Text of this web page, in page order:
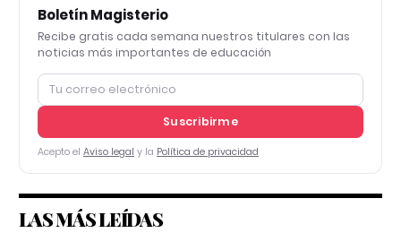
Boletín Magisterio
Recibe gratis cada semana nuestros titulares con las
noticias más importantes de educación
Suscribirme
Acepto el Aviso legal y la Política de privacidad
LAS MÁS LEÍDAS